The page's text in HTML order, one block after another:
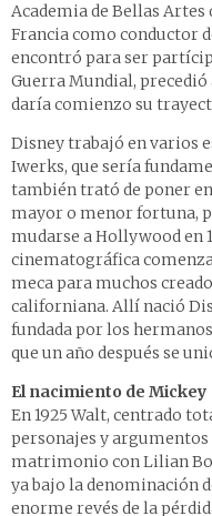
Academia de Bellas Artes
Francia como conductor
encontró para ser
Guerra Mundial, precedió
daría comienzo su
Disney trabajó en varios
Iwerks, que sería
también trató de poner
mayor o menor fortuna,
mudarse a Hollywood en
cinematográfica
meca para muchos
californiana. Allí nació
fundada por los
que un año después se
El nacimiento de Mickey
En 1925 Walt, centrado
personajes y
matrimonio con Lilian
ya bajo la denominación
enorme revés de la